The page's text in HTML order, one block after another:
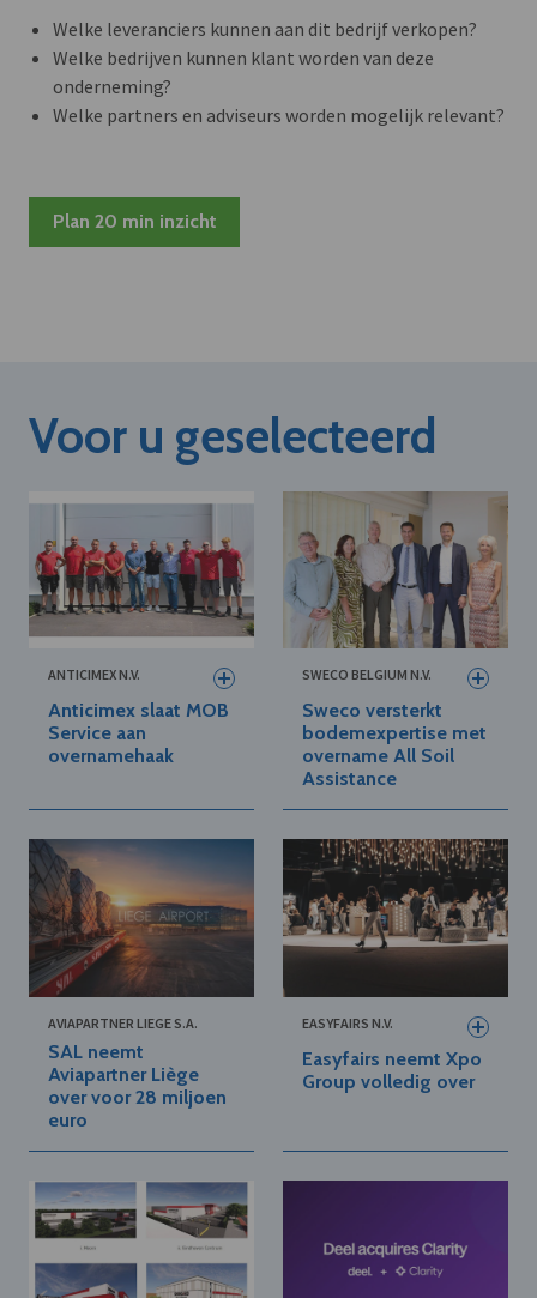
Welke leveranciers kunnen aan dit bedrijf verkopen?
Welke bedrijven kunnen klant worden van deze
onderneming?
Welke partners en adviseurs worden mogelijk relevant?
Plan 20 min inzicht
Voor u geselecteerd
ANTICIMEX N.V.
Anticimex slaat MOB
Service aan
overnamehaak
SWECO BELGIUM N.V.
Sweco versterkt
bodemexpertise met
overname All Soil
Assistance
AVIAPARTNER LIEGE S.A.
SAL neemt
Aviapartner Liège
over voor 28 miljoen
euro
EASYFAIRS N.V.
Easyfairs neemt Xpo
Group volledig over